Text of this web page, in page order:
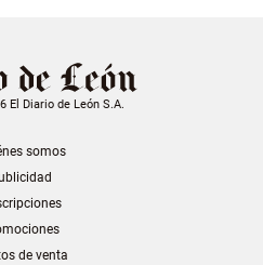
El Diario de León S.A.
somos
de venta